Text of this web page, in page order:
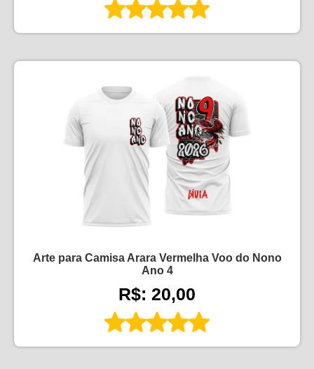
Arte para Camisa Arara Vermelha Voo do Nono
Ano 4
R$: 20,00